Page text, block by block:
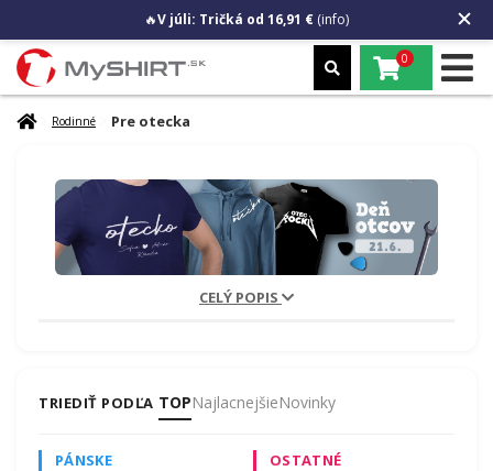
🔥V júli: Tričká od 16,91 € (info)
0
Rodinné Pre otecka
Darčeky pre najlepšieho otca! 🛠️
CELÝ POPIS
TRIEDIŤ PODĽA TOPNajlacnejšieNovinky
PÁNSKE
OSTATNÉ